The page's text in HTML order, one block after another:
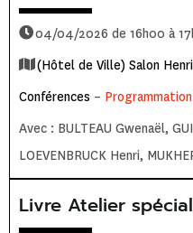
04/04/2026 de 16h00 à
(Hôtel de Ville) Salon
Conférences –
Avec : BULTEAU Gwenaël,
LOEVENBRUCK Henri,
Livre Atelier